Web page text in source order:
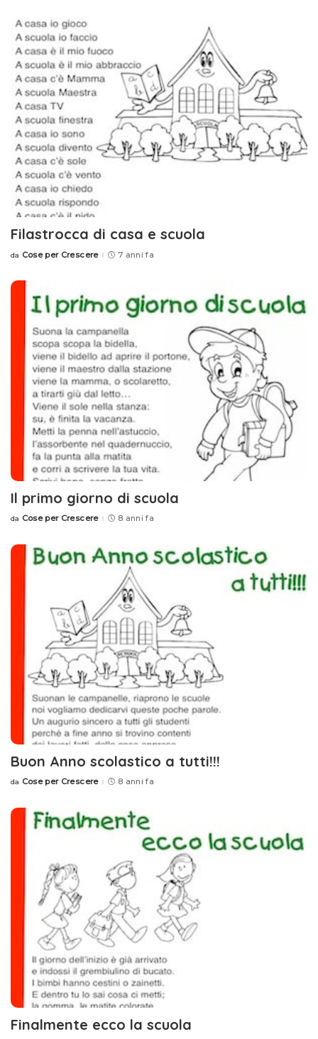
Filastrocca di casa e scuola
Posted
da Cose per Crescere 7 anni fa
Il primo giorno di scuola
Posted
da Cose per Crescere 8 anni fa
Buon Anno scolastico a tutti!!!
Posted
da Cose per Crescere 8 anni fa
Finalmente ecco la scuola